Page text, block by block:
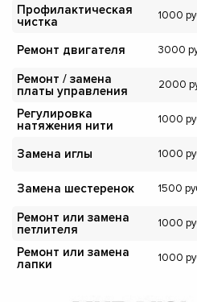
Профилактическая
чистка
1000
Ремонт двигателя 3000
Ремонт / замена
платы управления
2000
Регулировка
натяжения нити
1000
Замена иглы 1000
Замена шестеренок 1500
Ремонт или замена
петлителя
1000
Ремонт или замена
лапки
1000